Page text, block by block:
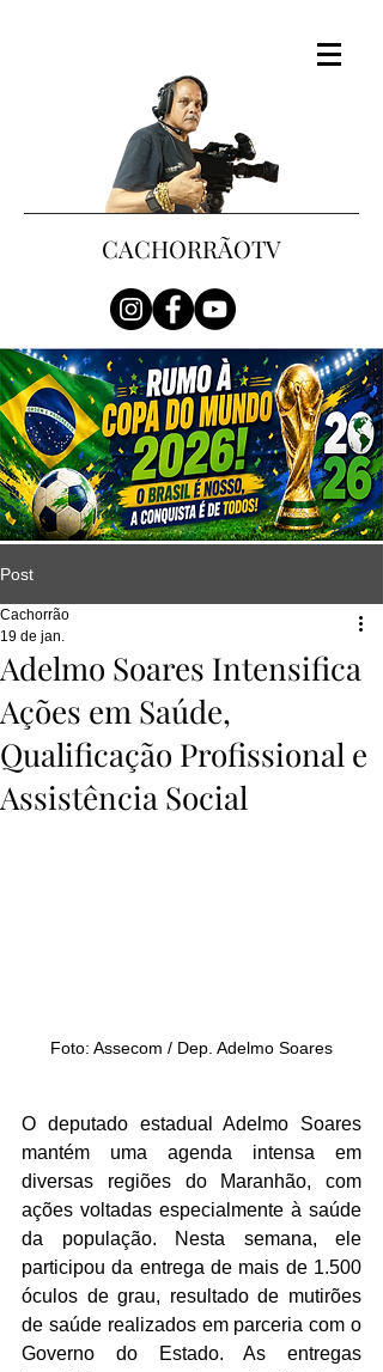
CACHORRÃOTV
Post
Adelmo Soares Intensifica
Ações em Saúde,
Qualificação Profissional e
Assistência Social
Cachorrão
19 de jan.
Foto: Assecom / Dep. Adelmo Soares
O deputado estadual Adelmo Soares
mantém uma agenda intensa em
diversas regiões do Maranhão, com
ações voltadas especialmente à saúde
da população. Nesta semana, ele
participou da entrega de mais de 1.500
óculos de grau, resultado de mutirões
de saúde realizados em parceria com o
Governo do Estado. As entregas